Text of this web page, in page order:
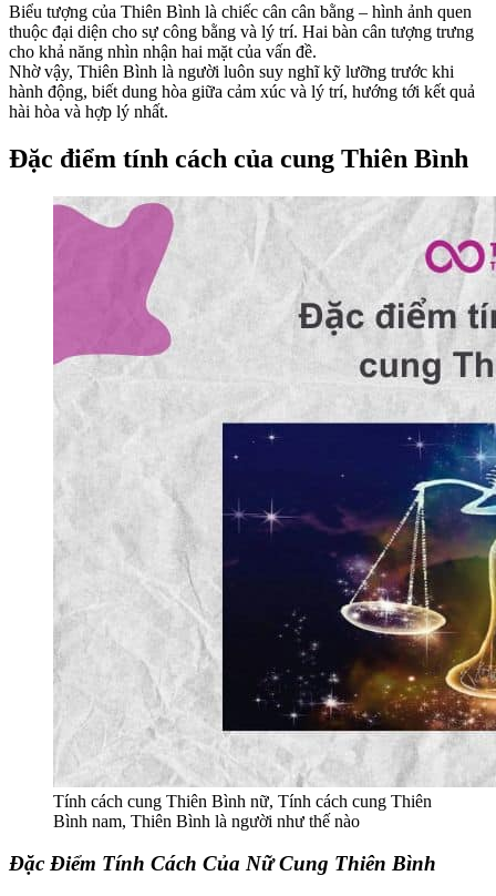
Biểu tượng của Thiên Bình là chiếc cân cân bằng – hình ảnh quen
thuộc đại diện cho sự công bằng và lý trí. Hai bàn cân tượng trưng
cho khả năng nhìn nhận hai mặt của vấn đề.
Nhờ vậy, Thiên Bình là người luôn suy nghĩ kỹ lưỡng trước khi
hành động, biết dung hòa giữa cảm xúc và lý trí, hướng tới kết quả
hài hòa và hợp lý nhất.
Đặc điểm tính cách của cung Thiên Bình
Tính cách cung Thiên Bình nữ, Tính cách cung Thiên
Bình nam, Thiên Bình là người như thế nào
Đặc Điểm Tính Cách Của Nữ Cung Thiên Bình